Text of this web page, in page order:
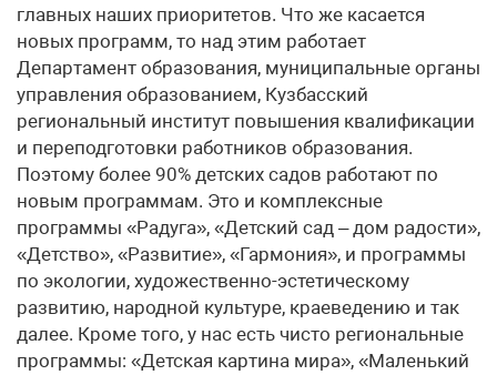
главных наших приоритетов. Что же касается
новых программ, то над этим работает
Департамент образования, муниципальные органы
управления образованием, Кузбасский
региональный институт повышения квалификации
и переподготовки работников образования.
Поэтому более 90% детских садов работают по
новым программам. Это и комплексные
программы «Радуга», «Детский сад – дом радости»,
«Детство», «Развитие», «Гармония», и программы
по экологии, художественно-эстетическому
развитию, народной культуре, краеведению и так
далее. Кроме того, у нас есть чисто региональные
программы: «Детская картина мира», «Маленький